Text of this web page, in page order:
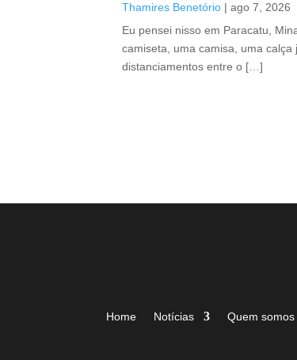
Thamires Benetório | ago 7, 2026
Eu pensei nisso em Paracatu,
camiseta, uma camisa, uma
distanciamentos entre o […]
Home Notícias Quem somos